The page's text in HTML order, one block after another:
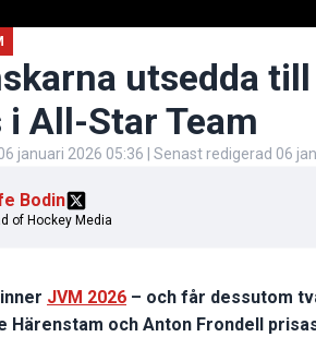
utsedda
i All-Star Team
januari 2026 05:36 | Senast redigerad 06
Bodin
of Hockey Media
JVM 2026 – och får dessutom
Härenstam och Anton Frondell